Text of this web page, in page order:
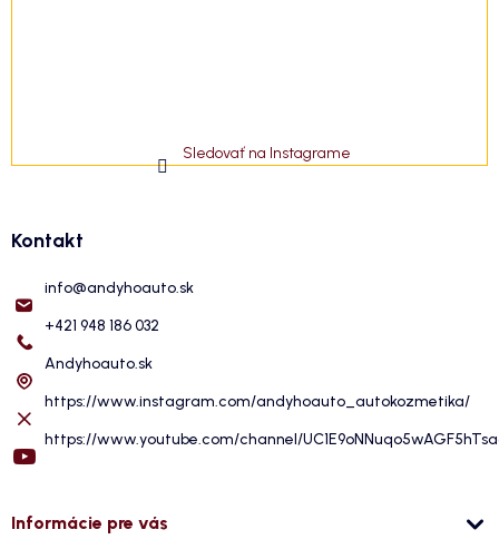
Sledovať na Instagrame
Kontakt
info@andyhoauto.sk
+421 948 186 032
Andyhoauto.sk
https://www.instagram.com/andyhoauto_autokozmetika/
https://www.youtube.com/channel/
Informácie pre vás